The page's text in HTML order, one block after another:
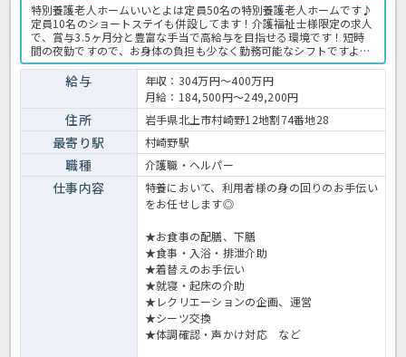
特別養護老人ホームいいとよは定員50名の特別養護老人ホームです♪
定員10名のショートステイも併設してます！介護福祉士様限定の求人
で、賞与3.5ヶ月分と豊富な手当で高給与を目指せる環境です！短時
間の夜勤ですので、お身体の負担も少なく勤務可能なシフトですよ！
求人が気になる方はお気軽にほっ介護までお問い合わせくださいね。
特別養護老人ホームでの介護業務全般です。 ＜介護職 正職員 特別
養護老人ホームの求人＞
給与
年収：304万円～400万円
月給：184,500円～249,200円
住所 岩手県北上市村崎野12地割74番地28
最寄り駅 村崎野駅
職種 介護職・ヘルパー
仕事内容
特養において、利用者様の身の回りのお手伝い
をお任せします◎
★お食事の配膳、下膳
★食事・入浴・排泄介助
★着替えのお手伝い
★就寝・起床の介助
★レクリエーションの企画、運営
★シーツ交換
★体調確認・声かけ対応 など